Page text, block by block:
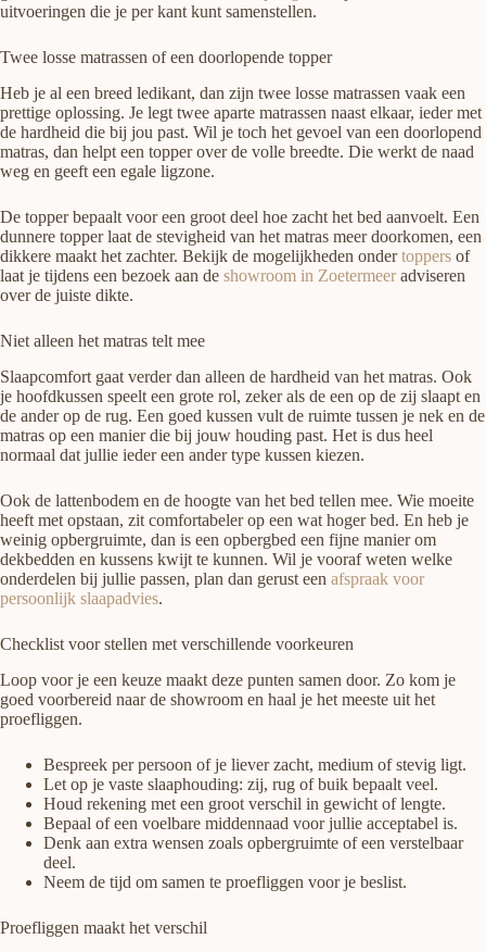
uitvoeringen die je per kant kunt samenstellen.
Twee losse matrassen of een doorlopende topper
Heb je al een breed ledikant, dan zijn twee losse matrassen vaak een
prettige oplossing. Je legt twee aparte matrassen naast elkaar, ieder met
de hardheid die bij jou past. Wil je toch het gevoel van een doorlopend
matras, dan helpt een topper over de volle breedte. Die werkt de naad
weg en geeft een egale ligzone.
De topper bepaalt voor een groot deel hoe zacht het bed aanvoelt. Een
dunnere topper laat de stevigheid van het matras meer doorkomen, een
dikkere maakt het zachter. Bekijk de mogelijkheden ondertoppers of
laat je tijdens een bezoek aan de showroom in Zoetermeeradviseren
over de juiste dikte.
Niet alleen het matras telt mee
Slaapcomfort gaat verder dan alleen de hardheid van het matras. Ook
je hoofdkussen speelt een grote rol, zeker als de een op de zij slaapt en
de ander op de rug. Een goed kussen vult de ruimte tussen je nek en de
matras op een manier die bij jouw houding past. Het is dus heel
normaal dat jullie ieder een ander type kussen kiezen.
Ook de lattenbodem en de hoogte van het bed tellen mee. Wie moeite
heeft met opstaan, zit comfortabeler op een wat hoger bed. En heb je
weinig opbergruimte, dan is een opbergbed een fijne manier om
dekbedden en kussens kwijt te kunnen. Wil je vooraf weten welke
onderdelen bij jullie passen, plan dan gerust een afspraak voor
persoonlijk slaapadvies.
Checklist voor stellen met verschillende voorkeuren
Loop voor je een keuze maakt deze punten samen door. Zo kom je
goed voorbereid naar de showroom en haal je het meeste uit het
proefliggen.
Bespreek per persoon of je liever zacht, medium of stevig ligt.
Let op je vaste slaaphouding: zij, rug of buik bepaalt veel.
Houd rekening met een groot verschil in gewicht of lengte.
Bepaal of een voelbare middennaad voor jullie acceptabel is.
Denk aan extra wensen zoals opbergruimte of een verstelbaar
deel.
Neem de tijd om samen te proefliggen voor je beslist.
Proefliggen maakt het verschil